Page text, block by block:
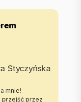
Styczyńska
mnie!
przejść przez